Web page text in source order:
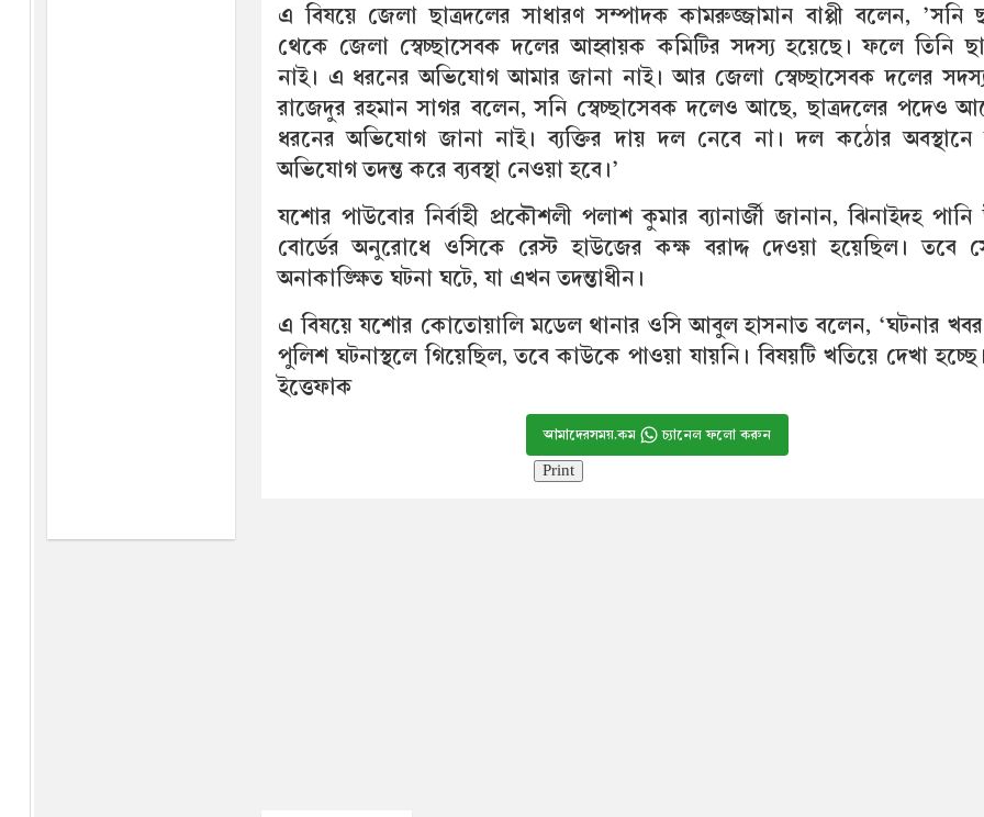
এ বিষয়ে জেলা ছাত্রদলের সাধারণ সম্পাদক কামরুজ্জামান বাপ্পী বলেন, ’সনি
থেকে জেলা স্বেচ্ছাসেবক দলের আহ্বায়ক কমিটির সদস্য হয়েছে। ফলে তিনি
নাই। এ ধরনের অভিযোগ আমার জানা নাই। আর জেলা স্বেচ্ছাসেবক দলের
রাজেদুর রহমান সাগর বলেন, সনি স্বেচ্ছাসেবক দলেও আছে, ছাত্রদলের পদেও
ধরনের অভিযোগ জানা নাই। ব্যক্তির দায় দল নেবে না। দল কঠোর
অভিযোগ তদন্ত করে ব্যবস্থা নেওয়া হবে।’
যশোর পাউবোর নির্বাহী প্রকৌশলী পলাশ কুমার ব্যানার্জী জানান, ঝিনাইদহ পানি
বোর্ডের অনুরোধে ওসিকে রেস্ট হাউজের কক্ষ বরাদ্দ দেওয়া হয়েছিল। তবে
অনাকাঙ্ক্ষিত ঘটনা ঘটে, যা এখন তদন্তাধীন।
এ বিষয়ে যশোর কোতোয়ালি মডেল থানার ওসি আবুল হাসনাত বলেন, ‘ঘটনার
পুলিশ ঘটনাস্থলে গিয়েছিল, তবে কাউকে পাওয়া যায়নি। বিষয়টি খতিয়ে দেখা
ইত্তেফাক
আমাদেরসময়.কম চ্যানেল ফলো করুন
Print